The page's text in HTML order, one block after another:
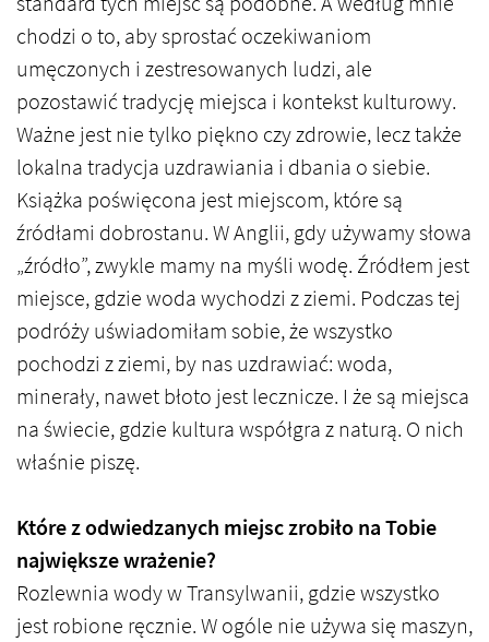
chodzi o to, aby sprostać oczekiwaniom
umęczonych i zestresowanych ludzi, ale
pozostawić tradycję miejsca i kontekst kulturowy.
Ważne jest nie tylko piękno czy zdrowie, lecz także
lokalna tradycja uzdrawiania i dbania o siebie.
Książka poświęcona jest miejscom, które są
źródłami dobrostanu. W Anglii, gdy używamy słowa
„źródło”, zwykle mamy na myśli wodę. Źródłem jest
miejsce, gdzie woda wychodzi z ziemi. Podczas tej
podróży uświadomiłam sobie, że wszystko
pochodzi z ziemi, by nas uzdrawiać: woda,
minerały, nawet błoto jest lecznicze. I że są miejsca
na świecie, gdzie kultura współgra z naturą. O nich
właśnie piszę.
Które z odwiedzanych miejsc zrobiło na Tobie
największe wrażenie?
Rozlewnia wody w Transylwanii, gdzie wszystko
jest robione ręcznie. W ogóle nie używa się maszyn,